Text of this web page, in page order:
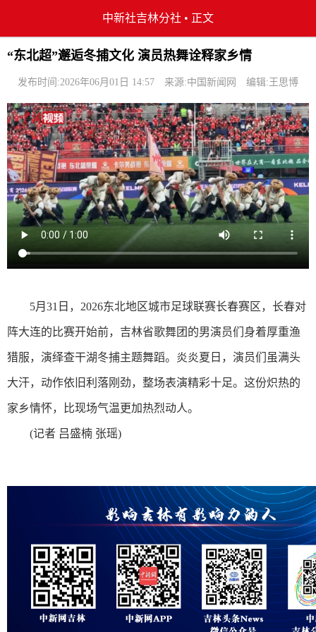
中新社吉林分社 • 正文
“东北超”邂逅冬捕文化 演员热舞诠释家乡情
发布时间:2026年06月01日 14:57 来源:中国新闻网 编辑:王思博
5月31日，2026东北地区城市足球联赛长春赛区，长春对
阵大连的比赛开始前，吉林省歌舞团的男演员们身着厚重渔
猎服，演绎查干湖冬捕主题舞蹈。炎炎夏日，演员们虽满头
大汗，动作依旧利落刚劲，整场表演精彩十足。这份炽热的
家乡情怀，比现场气温更加热烈动人。
(记者 吕盛楠 张瑶)